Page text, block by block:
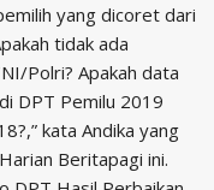
yang dicoret dari
tidak ada
Polri? Apakah data
DPT Pemilu 2019
kata Andika yang
Beritapagi ini.